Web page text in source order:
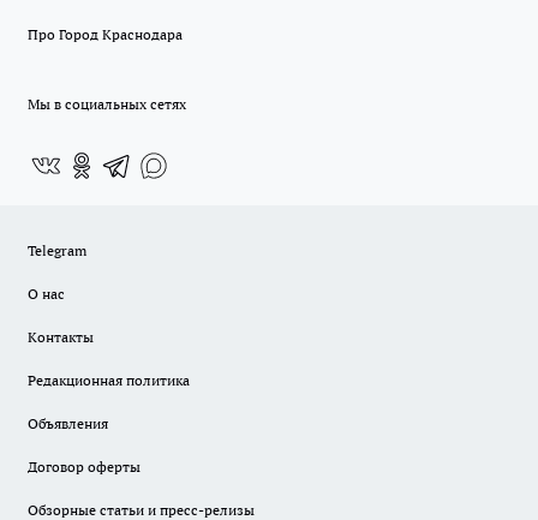
Про Город Краснодара
Мы в социальных сетях
Telegram
О нас
Контакты
Редакционная политика
Объявления
Договор оферты
Обзорные статьи и пресс-релизы